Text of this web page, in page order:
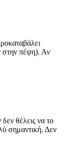
στην πέψη). Αν
θέλεις να το
σημαντική. Δεν